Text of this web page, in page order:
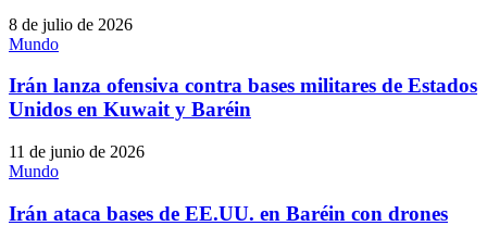
8 de julio de 2026
Mundo
Irán lanza ofensiva contra bases militares de Estados
Unidos en Kuwait y Baréin
11 de junio de 2026
Mundo
Irán ataca bases de EE.UU. en Baréin con drones